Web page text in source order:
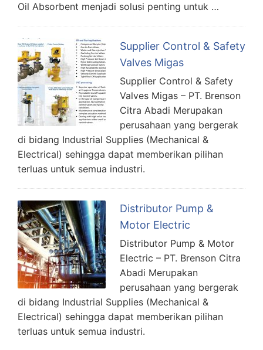
Oil Absorbent menjadi solusi penting untuk …
Supplier Control & Safety
Valves Migas
Supplier Control & Safety
Valves Migas – PT. Brenson
Citra Abadi Merupakan
perusahaan yang bergerak
di bidang Industrial Supplies (Mechanical &
Electrical) sehingga dapat memberikan pilihan
terluas untuk semua industri.
Distributor Pump &
Motor Electric
Distributor Pump & Motor
Electric – PT. Brenson Citra
Abadi Merupakan
perusahaan yang bergerak
di bidang Industrial Supplies (Mechanical &
Electrical) sehingga dapat memberikan pilihan
terluas untuk semua industri.